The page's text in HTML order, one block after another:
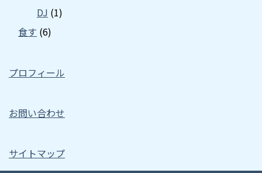
DJ (1)
食す (6)
プロフィール
お問い合わせ
サイトマップ